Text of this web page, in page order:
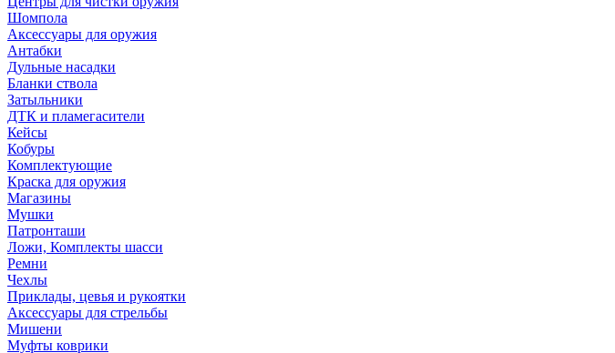
Шомпола
Аксессуары для оружия
Антабки
Дульные насадки
Бланки ствола
Затыльники
ДТК и пламегасители
Кейсы
Кобуры
Комплектующие
Краска для оружия
Магазины
Мушки
Патронташи
Ложи, Комплекты шасси
Ремни
Чехлы
Приклады, цевья и рукоятки
Аксессуары для стрельбы
Мишени
Муфты коврики